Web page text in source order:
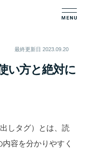
最終更新日 2023.09.20
い方と絶対に
しタグ）とは、読
容を分かりやすく